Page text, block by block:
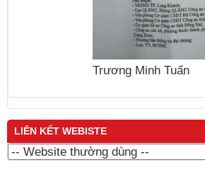
Trương Minh Tuấn
LIÊN KẾT WEBISTE